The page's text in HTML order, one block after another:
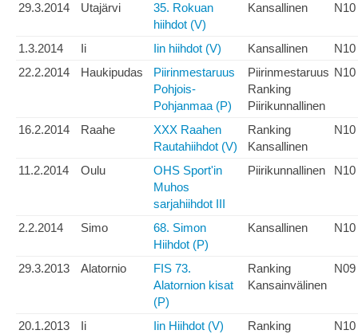
29.3.2014 Utajärvi
35. Rokuan
hiihdot (V)
Kansallinen N10
1.3.2014 Ii Iin hiihdot (V) Kansallinen
N10
22.2.2014
Haukipudas
Piirinmestaruus
Pohjois-
Pohjanmaa (P)
Piirinmestaruus
Ranking
Piirikunnallinen
N10
16.2.2014 Raahe
XXX Raahen
Rautahiihdot (V)
Ranking
Kansallinen
N10
11.2.2014 Oulu
OHS Sport'in
Muhos
sarjahiihdot III
Piirikunnallinen N10
2.2.2014 Simo
68. Simon
Hiihdot (P)
Kansallinen N10
29.3.2013 Alatornio
FIS 73.
Alatornion kisat
(P)
Ranking
Kansainvälinen
N09
20.1.2013 Ii Iin Hiihdot (V)
Ranking
N10